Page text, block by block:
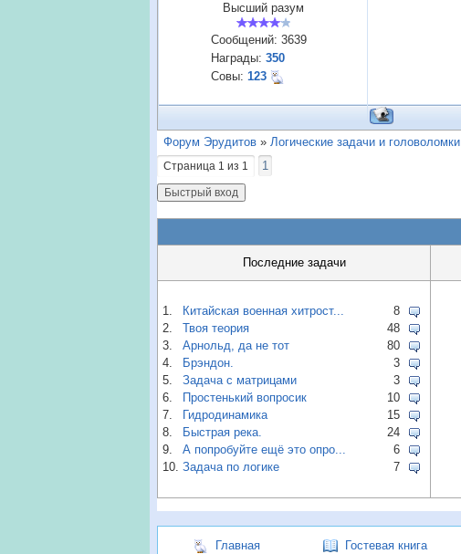
Высший разум
Сообщений: 3639
Награды: 350
Совы: 123
Форум Эрудитов » Логические задачи и головоломки
Страница 1 из 1
1
Последние задачи
1. Китайская военная хитрост...
8
2.
Твоя теория
48
3.
Арнольд, да не тот
80
4.
Брэндон.
3
5.
Задача с матрицами
3
6.
Простенький вопросик
10
7.
Гидродинамика
15
8.
Быстрая река.
24
9.
А попробуйте ещё это опро...
6
10. Задача по логике 7
Главная Гостевая книга